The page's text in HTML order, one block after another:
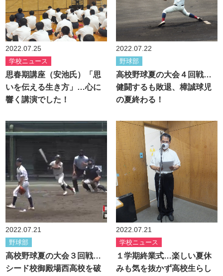
2022.07.25
学校ニュース
思春期講座（安池氏）「思
いを伝える生き方」…心に
響く講演でした！
2022.07.22
野球部
高校野球夏の大会４回戦…
健闘するも敗退、樟誠球児
の夏終わる！
2022.07.21
野球部
高校野球夏の大会３回戦…
シード校御殿場西高校を破
2022.07.21
学校ニュース
１学期終業式…楽しい夏休
みも気を抜かず高校生らし